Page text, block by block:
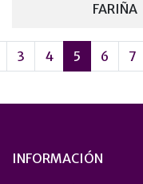
FARIÑA
3 4 5 6 7
INFORMACIÓN